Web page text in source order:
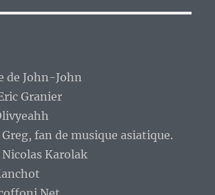
de John-John
Granier
fan de musique asiatique.
Nicolas Karolak